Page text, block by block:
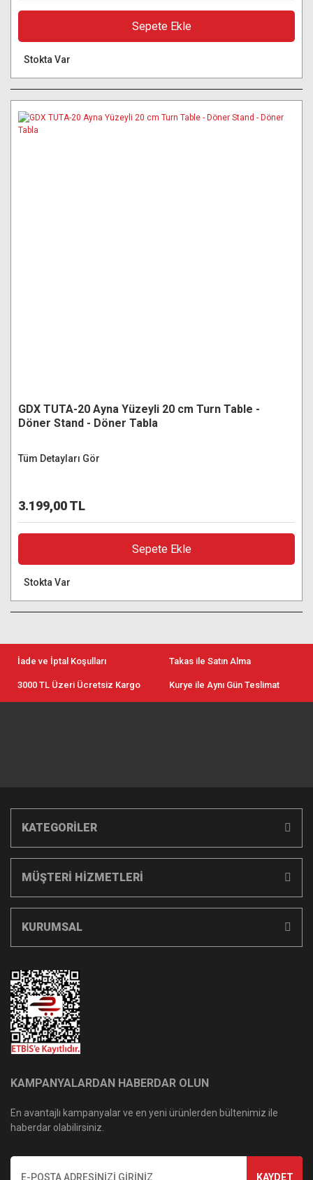
Sepete Ekle
Stokta Var
GDX TUTA-20 Ayna Yüzeyli 20 cm Turn Table -
Döner Stand - Döner Tabla
Tüm Detayları Gör
3.199,00 TL
Sepete Ekle
Stokta Var
İade ve İptal Koşulları Takas ile Satın Alma
3000 TL Üzeri Ücretsiz Kargo Kurye ile Aynı Gün Teslimat
KATEGORİLER
MÜŞTERİ HİZMETLERİ
KURUMSAL
KAMPANYALARDAN HABERDAR OLUN
En avantajlı kampanyalar ve en yeni ürünlerden bültenimiz ile
haberdar olabilirsiniz.
KAYDET